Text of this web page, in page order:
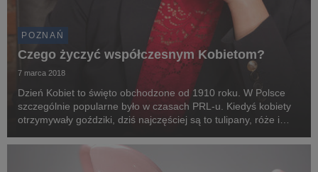
POZNAŃ
Czego życzyć współczesnym Kobietom?
7 marca 2018
Dzień Kobiet to święto obchodzone od 1910 roku. W Polsce
szczególnie popularne było w czasach PRL-u. Kiedyś kobiety
otrzymywały goździki, dziś najczęściej są to tulipany, róże i
problemy i wyzwania, które stoją p...